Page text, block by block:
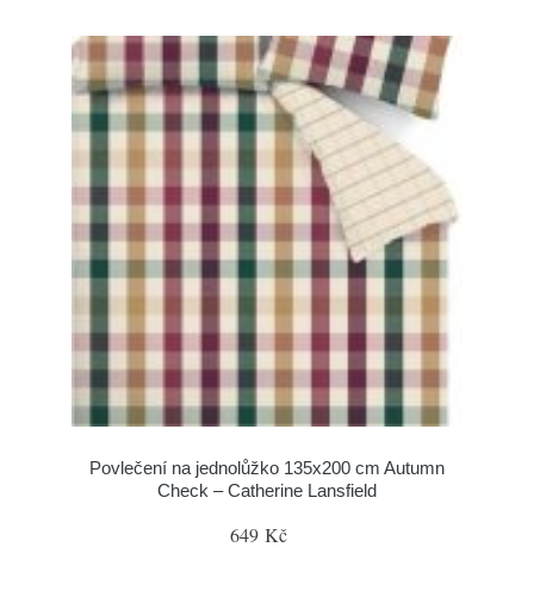
Povlečení na jednolůžko 135x200 cm Autumn
Check – Catherine Lansfield
649 Kč